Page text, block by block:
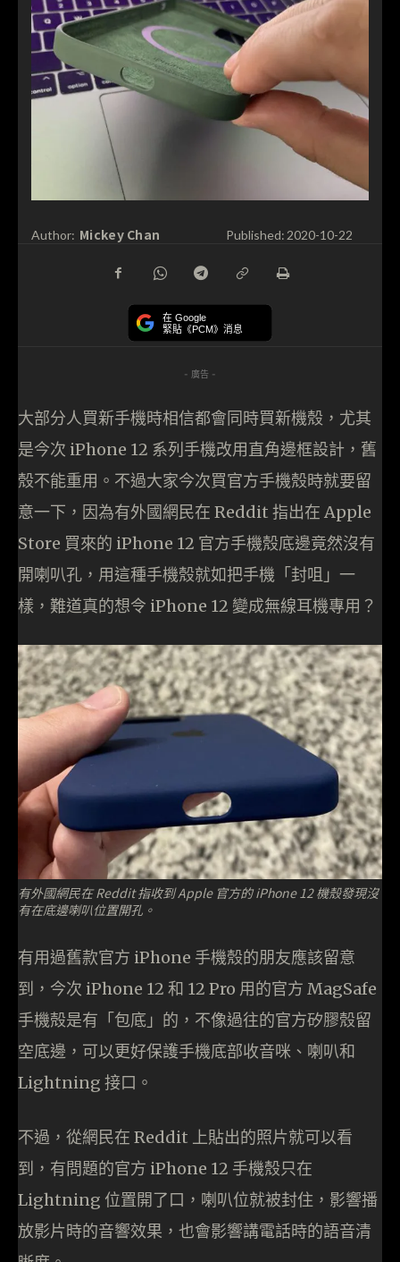
Author: Mickey Chan Published:2020-10-22
在 Google
緊貼《PCM》消息
- 廣告 -
大部分人買新手機時相信都會同時買新機殼，尤其
是今次 iPhone 12 系列手機改用直角邊框設計，舊
殼不能重用。不過大家今次買官方手機殼時就要留
意一下，因為有外國網民在 Reddit 指出在 Apple
Store 買來的 iPhone 12 官方手機殼底邊竟然沒有
開喇叭孔，用這種手機殼就如把手機「封咀」一
樣，難道真的想令 iPhone 12 變成無線耳機專用？
有外國網民在 Reddit 指收到 Apple 官方的 iPhone 12 機殼發現沒
有在底邊喇叭位置開孔。
有用過舊款官方 iPhone 手機殼的朋友應該留意
到，今次 iPhone 12 和 12 Pro 用的官方 MagSafe
手機殻是有「包底」的，不像過往的官方矽膠殼留
空底邊，可以更好保護手機底部收音咪、喇叭和
Lightning 接口。
不過，從網民在 Reddit 上貼出的照片就可以看
到，有問題的官方 iPhone 12 手機殼只在
Lightning 位置開了口，喇叭位就被封住，影響播
放影片時的音響效果，也會影響講電話時的語音清